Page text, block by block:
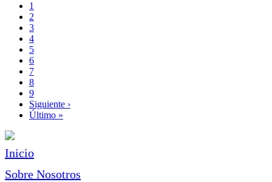
Paginación
Página
actual
1
Page
2
Page
3
Page
4
Page
5
Page
6
Page
7
Page
8
Page
9
Siguiente
página
Siguiente ›
Última
Último »
Inicio
Sobre Nosotros